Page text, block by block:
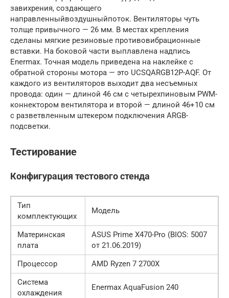
завихрения, создающего
направленныйвоздушныйпоток. Вентиляторы чуть
толще привычного — 26 мм. В местах крепления
сделаны мягкие резиновые противовибрационные
вставки. На боковой части выплавлена надпись
Enermax. Точная модель приведена на наклейке с
обратной стороны мотора — это UCSQARGB12P-AQF. От
каждого из вентиляторов выходит два несъемных
провода: один — длиной 46 см с четырехпиновым PWM-
коннектором вентилятора и второй — длиной 46+10 см
с разветвленным штекером подключения ARGB-
подсветки.
Тестирование
Конфигурация тестового стенда
Тип
комплектующих
Модель
Материнская
плата
ASUS Prime X470-Pro (BIOS: 5007
от 21.06.2019)
Процессор
AMD Ryzen 7 2700X
Система
охлаждения
Enermax AquaFusion 240